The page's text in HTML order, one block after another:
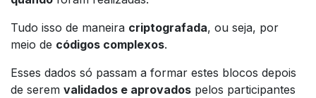
Tudo isso de maneira criptografada, ou seja, por
meio de códigos complexos.
Esses dados só passam a formar estes blocos depois
de serem validados e aprovados pelos participantes